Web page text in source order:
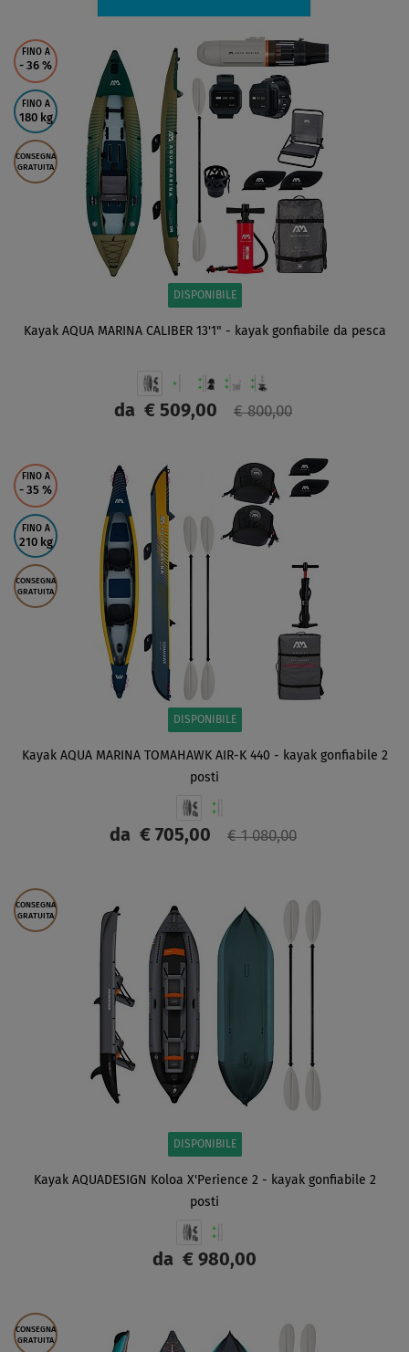
FINO A
- 36 %
FINO A
180 kg
CONSEGNA
GRATUITA
DISPONIBILE
Kayak AQUA MARINA CALIBER 13'1" - kayak gonfiabile da pesca
da € 509,00 € 800,00
FINO A
- 35 %
FINO A
210 kg
CONSEGNA
GRATUITA
DISPONIBILE
Kayak AQUA MARINA TOMAHAWK AIR-K 440 - kayak gonfiabile 2
posti
da € 705,00 € 1 080,00
CONSEGNA
GRATUITA
DISPONIBILE
Kayak AQUADESIGN Koloa X'Perience 2 - kayak gonfiabile 2
posti
da € 980,00
CONSEGNA
GRATUITA